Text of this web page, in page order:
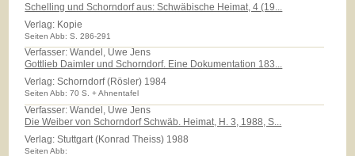
Schelling und Schorndorf aus: Schwäbische Heimat, 4 (19...
Verlag: Kopie
Seiten Abb: S. 286-291
Verfasser: Wandel, Uwe Jens
Gottlieb Daimler und Schorndorf. Eine Dokumentation 183...
Verlag:Schorndorf (Rösler) 1984
Seiten Abb: 70 S. + Ahnentafel
Verfasser: Wandel, Uwe Jens
Die Weiber von Schorndorf Schwäb. Heimat, H. 3, 1988, S...
Verlag:Stuttgart (Konrad Theiss) 1988
Seiten Abb: